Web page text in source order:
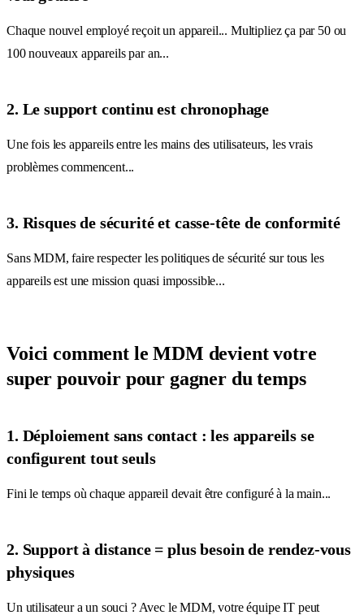
Chaque nouvel employé reçoit un appareil... Multipliez ça par 50 ou
100 nouveaux appareils par an...
2. Le support continu est chronophage
Une fois les appareils entre les mains des utilisateurs, les vrais
problèmes commencent...
3. Risques de sécurité et casse-tête de conformité
Sans MDM, faire respecter les politiques de sécurité sur tous les
appareils est une mission quasi impossible...
Voici comment le MDM devient votre
super pouvoir pour gagner du temps
1. Déploiement sans contact : les appareils se
configurent tout seuls
Fini le temps où chaque appareil devait être configuré à la main...
2. Support à distance = plus besoin de rendez-vous
physiques
Un utilisateur a un souci ? Avec le MDM, votre équipe IT peut